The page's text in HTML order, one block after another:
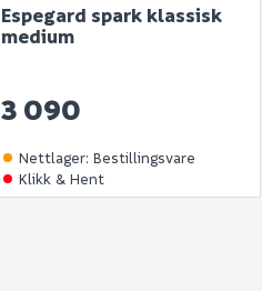
Espegard spark klassisk
medium
3 090
Nettlager:Bestillingsvare
Klikk & Hent